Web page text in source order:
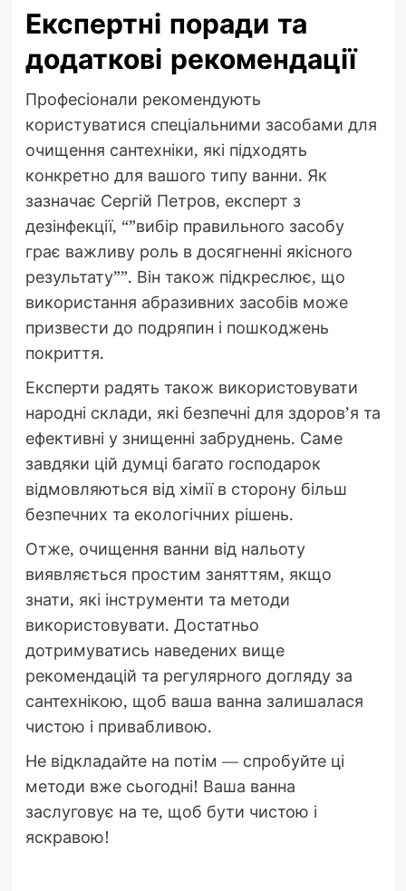
Експертні поради та
додаткові рекомендації
Професіонали рекомендують
користуватися спеціальними засобами для
очищення сантехніки, які підходять
конкретно для вашого типу ванни. Як
зазначає Сергій Петров, експерт з
дезінфекції, “”вибір правильного засобу
грає важливу роль в досягненні якісного
результату””. Він також підкреслює, що
використання абразивних засобів може
призвести до подряпин і пошкоджень
покриття.
Експерти радять також використовувати
народні склади, які безпечні для здоров’я та
ефективні у знищенні забруднень. Саме
завдяки цій думці багато господарок
відмовляються від хімії в сторону більш
безпечних та екологічних рішень.
Отже, очищення ванни від нальоту
виявляється простим заняттям, якщо
знати, які інструменти та методи
використовувати. Достатньо
дотримуватись наведених вище
рекомендацій та регулярного догляду за
сантехнікою, щоб ваша ванна залишалася
чистою і привабливою.
Не відкладайте на потім — спробуйте ці
методи вже сьогодні! Ваша ванна
заслуговує на те, щоб бути чистою і
яскравою!